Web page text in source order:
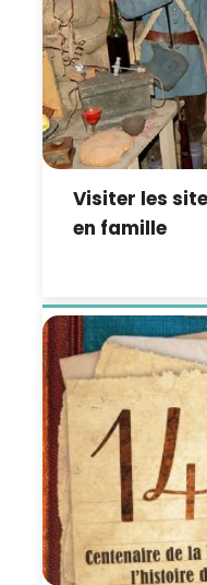
Visiter les
en famille